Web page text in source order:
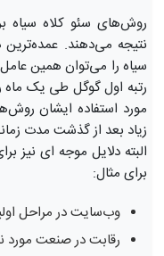
روش‌های سئو کلاه سیاه
نتیجه می‌دهند.
سیاه را می‌توان همین
رتبه اول گوگل طی یک ماه
مورد استفاده ایشان
زیاد بعد از گذشت مدت
البته دلایل موجه ای نیز
برای مثال:
وب‌سایت در مراحل
رقابت در صنعت مورد